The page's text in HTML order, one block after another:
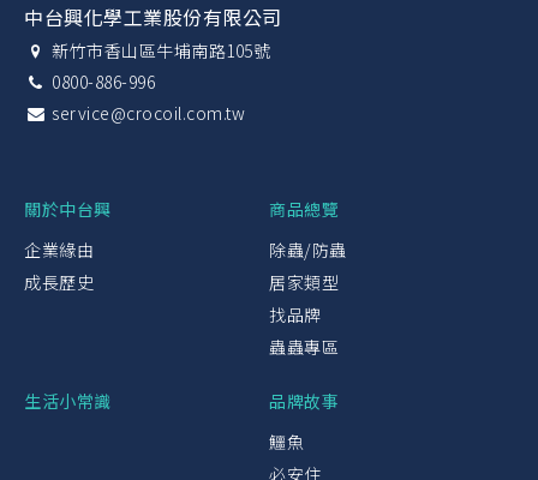
中台興化學工業股份有限公司
新竹市香山區牛埔南路105號
0800-886-996
service@crocoil.com.tw
關於中台興
企業緣由
成長歷史
商品總覽
除蟲/防蟲
居家類型
找品牌
蟲蟲專區
生活小常識
品牌故事
鱷魚
必安住